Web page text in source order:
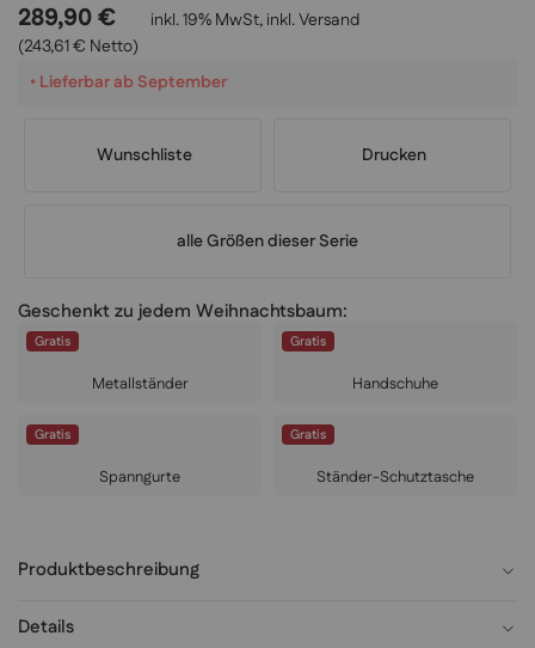
289,90 €
(243,61 € Netto)
inkl. 19% MwSt, inkl.Versand
• Lieferbar ab September
Wunschliste Drucken
alle Größen dieser Serie
Geschenkt zu jedem Weihnachtsbaum:
Gratis
Metallständer
Gratis
Handschuhe
Gratis
Spanngurte
Gratis
Ständer-Schutztasche
Produktbeschreibung
Details